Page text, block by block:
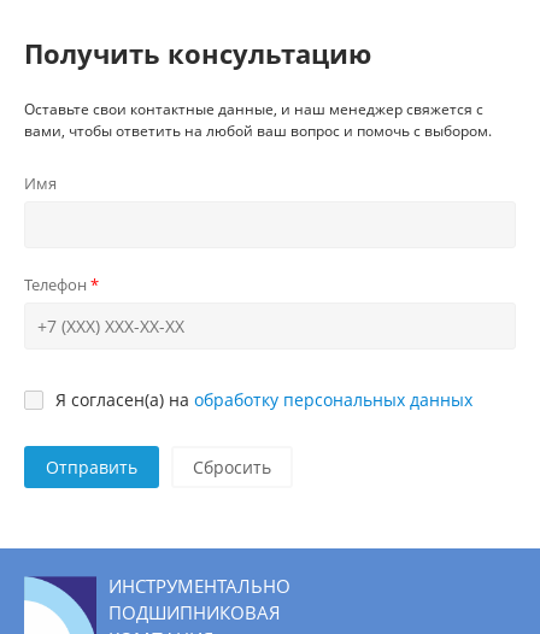
Получить консультацию
Оставьте свои контактные данные, и наш менеджер свяжется с
вами, чтобы ответить на любой ваш вопрос и помочь с выбором.
Имя
Телефон
Я согласен(а) на обработку персональных данных
Отправить
ИНСТРУМЕНТАЛЬНО
ПОДШИПНИКОВАЯ